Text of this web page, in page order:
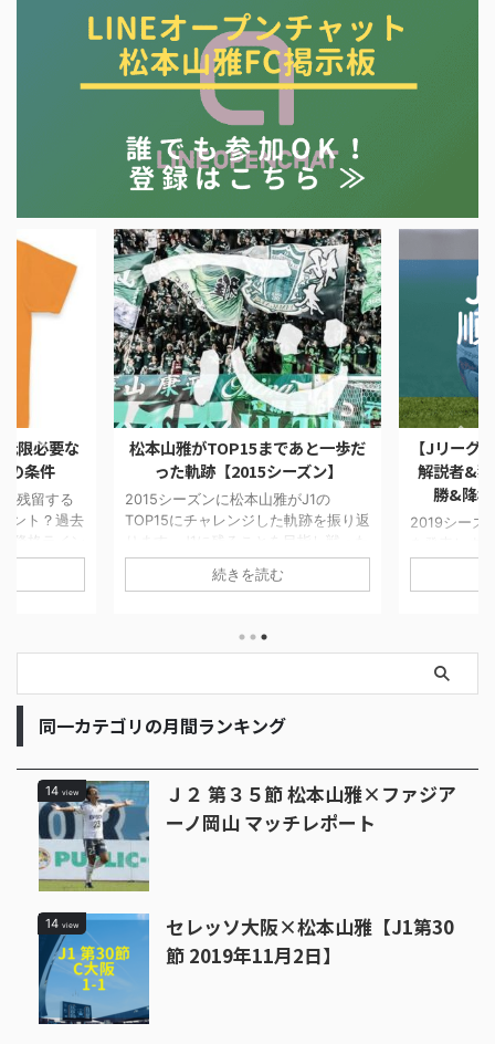
限必要な
の条件
残留する
ント？過去
降格ライン
チーム間の
松本山雅がTOP15まであと一歩だ
った軌跡【2015シーズン】
2015シーズンに松本山雅がJ1の
TOP15にチャレンジした軌跡を振り返
4試合を当時の他チームの状況や気持
ちを書いています。最終順位は16位で
続きを読む
【Jリーグ
解説者&
勝&降
2019シーズ
想です。サ
た。ダーク
古屋グラン
同一カテゴリの月間ランキング
14 view
Ｊ２ 第３５節 松本山雅×ファジア
ーノ岡山 マッチレポート
14 view
セレッソ大阪×松本山雅【J1第30
節 2019年11月2日】